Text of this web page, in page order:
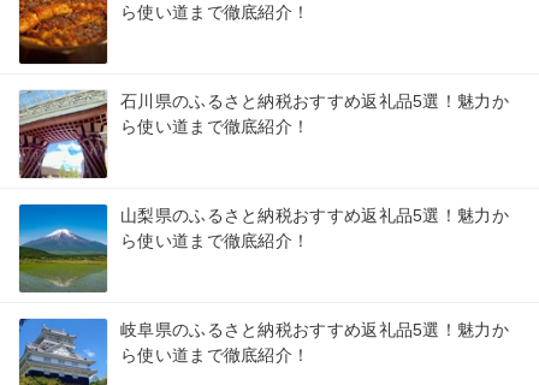
ら使い道まで徹底紹介！
石川県のふるさと納税おすすめ返礼品5選！魅力か
ら使い道まで徹底紹介！
山梨県のふるさと納税おすすめ返礼品5選！魅力か
ら使い道まで徹底紹介！
岐阜県のふるさと納税おすすめ返礼品5選！魅力か
ら使い道まで徹底紹介！